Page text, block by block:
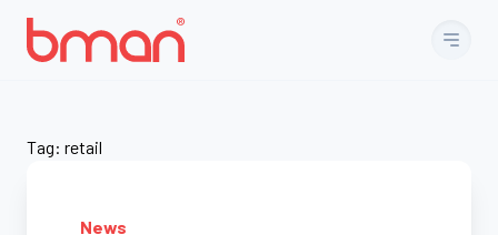
Tag: retail
News